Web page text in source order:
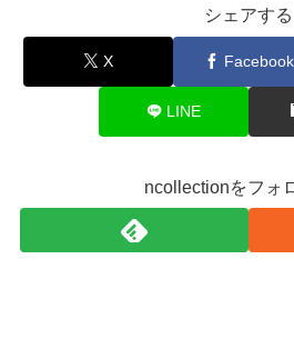
シェアする
X Facebook
LINE
ncollectionをフォ